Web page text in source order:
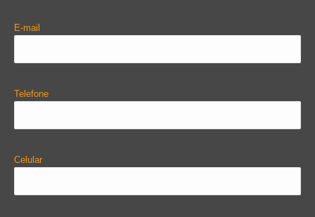
E-mail
Telefone
Celular